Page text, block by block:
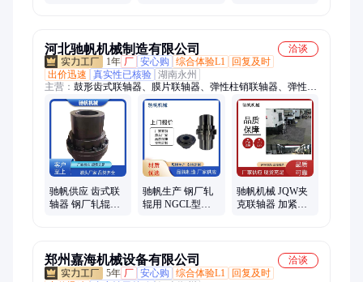
河北驰帆机械制造有限公司
洽谈
1年 厂 安心购 综合体验L1
回复及时
出价迅速
真实性已核验 湖南永州
主营： 鼓形齿式联轴器、膜片联轴器、弹性柱销联轴器、弹性套
联轴器、十字滑块联轴器、梅花联轴器、星型联轴器、柱销齿式
联轴器、夹壳联轴器、链条联轴器、蛇簧弹性联轴器、蛇型弹簧
联轴器、凸缘联轴器、GIICL型鼓型齿式、齿式联轴器、XL 星
型联轴器、JQ型夹壳联轴器
驰帆供应 齿式联
轴器 钢厂轧辊用
驰帆生产 钢厂轧
辊用 NGCL型鼓
驰帆机械 JQW夹
克联轴器 加紧螺
郑州嘉海机械设备有限公司
洽谈
5年 厂 安心购 综合体验L1
回复及时